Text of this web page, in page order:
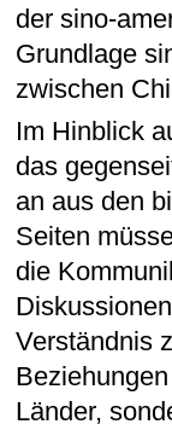
der sino-
Grundlage
zwischen
Im Hinblick
das
an aus den
Seiten
die
Verständnis
Länder,